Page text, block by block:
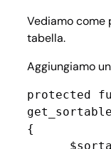
Vediamo come
tabella.
Aggiungiamo
protected
{